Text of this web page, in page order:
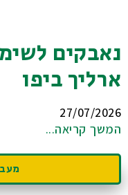
נאבקים
ארליך ביפו
27/07/2026
המשך קריאה...